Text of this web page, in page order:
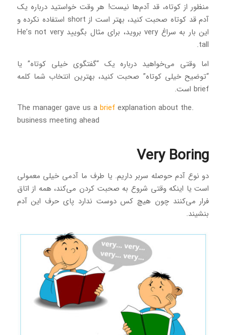
منظور از کوتاه، قد آدم‌ها نیست! هر وقت خواستید درباره یک
آدم قد کوتاه صحبت کنید، بهتر است از short استفاده نکرده و
این بار به سراغ very بروید، برای مثال بگویید He’s not very
tall.
اما وقتی می‌خواهید درباره یک “گفتگوی خیلی کوتاه” یا
“توضیح خیلی کوتاه” صحبت کنید، بهترین انتخاب شما کلمه
brief است.
.The manager gave us a
briefexplanation about the
business meeting ahead
Very Boring
دو نوع آدم حوصله سربر داریم. یا طرف ما آدمی خیلی معمولی
است یا اینکه وقتی شروع به صحبت کردن می‌کند، همه از اتاق
فرار می‌کنند چون هیچ کس دوست ندارد پای حرف این آدم
بنشیند.